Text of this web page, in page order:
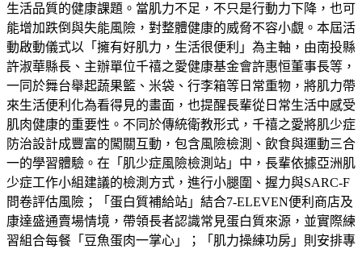
生活品質的健康課題。當肌力不足，不只是行動力下降，也可
能增加跌倒與失能風險，對整體健康的威脅不容小覷。本屆活
動啟動儀式以「擁有好肌力，生活很便利」為主軸，由南投縣
許淑華縣長、主辦單位千禧之愛健康基金會許惠恒董事長等，
一同於舞台舉起蔬果籃、米袋、行李箱等日常重物，將肌力帶
來生活便利化為看得見的畫面，也提醒長輩從日常生活中感受
肌肉健康的重要性。不同於傳統衛教形式，千禧之愛將肌少症
防治設計成豐富的闖關互動，包含風險檢測、飲食與運動三合
一的學習體驗。在「肌少症風險檢測站」中，長輩依據亞洲肌
少症工作小組建議的檢測方式，進行小腿圍、握力與SARC-F
問卷評估風險；「蛋白質補給站」結合7-ELEVEN便利商店及
康達盛通賣場情境，帶領長者認識常見蛋白質來源，並實際練
習組合每餐「豆魚蛋肉一掌心」；「肌力操練功房」則安排專